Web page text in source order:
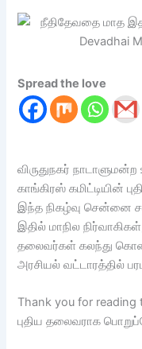
Spread the love
விருதுநகர் நாடாளுமன்ற
காங்கிரஸ் கமிட்டியின்
இந்த நிகழ்வு சென்னை
இதில் மாநில
தலைவர்கள் கலந்து
அரசியல் வட்டாரத்தில்
Thank you for
புதிய தலைவராக